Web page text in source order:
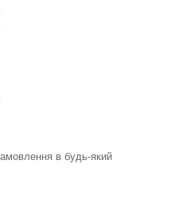
в будь-який